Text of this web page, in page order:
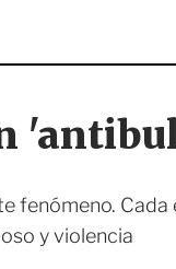
fenómeno.
y violencia